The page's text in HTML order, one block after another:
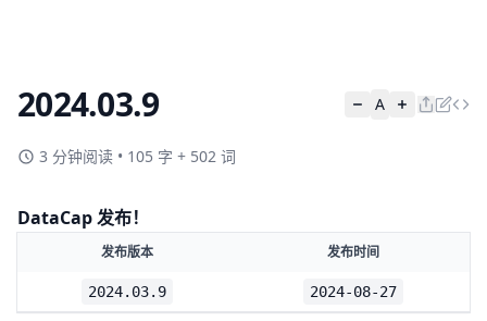
2024.03.9 A
3 分钟阅读 • 105 字 + 502 词
DataCap 发布！
发布版本 发布时间
2024.03.9 2024-08-27